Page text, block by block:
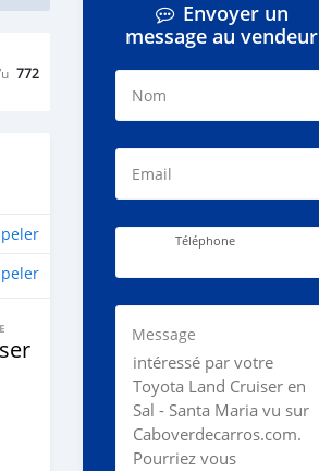
772
Envoyer un
message au vendeur
Nom
Email
Téléphone
Message